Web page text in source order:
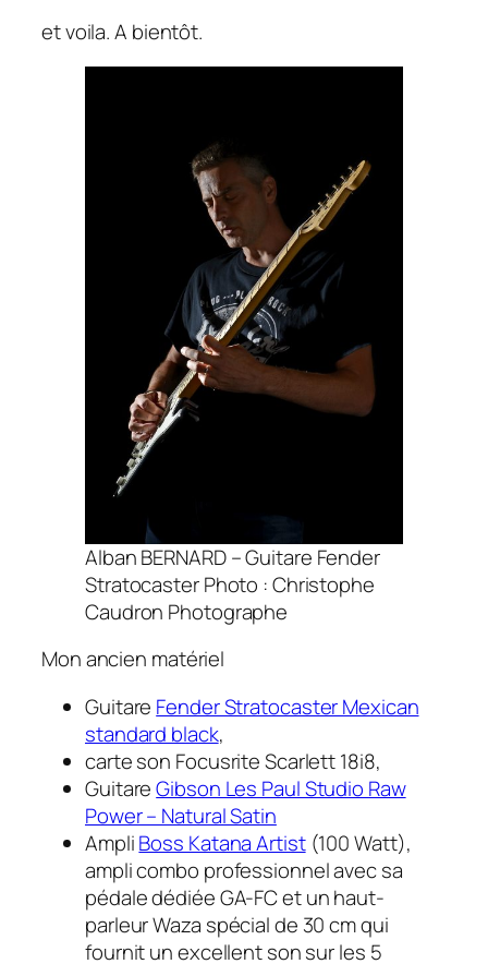
et voila. A bientôt.
Alban BERNARD – Guitare Fender
Stratocaster Photo : Christophe
Caudron Photographe
Mon ancien matériel
Guitare Fender Stratocaster Mexican
standard black,
carte son Focusrite Scarlett 18i8,
GuitareGibson Les Paul Studio Raw
Power – Natural Satin
AmpliBoss Katana Artist(100 Watt),
ampli combo professionnel avec sa
pédale dédiée GA-FC et un haut-
parleur Waza spécial de 30 cm qui
fournit un excellent son sur les 5